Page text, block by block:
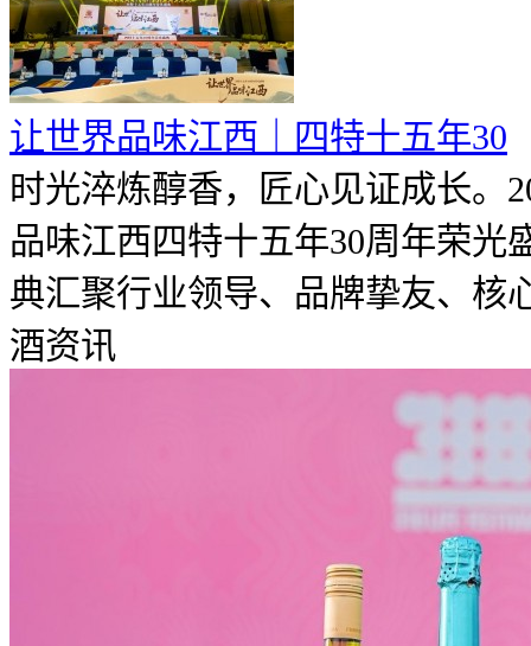
让世界品味江西｜四特十五年30
时光淬炼醇香，匠心见证成长。
品味江西四特十五年30周年荣光
典汇聚行业领导、品牌挚友、核
酒资讯